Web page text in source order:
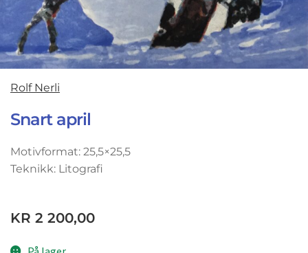
Rolf Nerli
Snart april
Motivformat: 25,5×25,5
Teknikk: Litografi
KR 2 200,00